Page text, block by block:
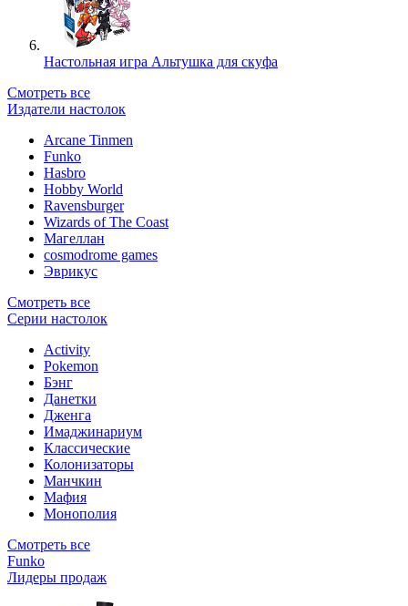
Настольная игра Альтушка для скуфа
Смотреть все
Издатели настолок
Arcane Tinmen
Funko
Hasbro
Hobby World
Ravensburger
Wizards of The Coast
Магеллан
сosmodrome games
Эврикус
Смотреть все
Серии настолок
Activity
Pokemon
Бэнг
Данетки
Дженга
Имаджинариум
Классические
Колонизаторы
Манчкин
Мафия
Монополия
Смотреть все
Funko
Лидеры продаж